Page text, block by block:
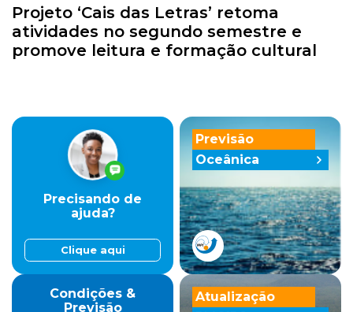
Projeto ‘Cais das Letras’ retoma
atividades no segundo semestre e
promove leitura e formação cultural
Previsão
Oceânica
Precisando de
ajuda?
Clique aqui
Condições &
Previsão
Atualização